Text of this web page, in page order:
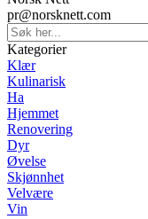
pr@norsknett.com
Kategorier
Klær
Kulinarisk
Ha
Hjemmet
Renovering
Dyr
Øvelse
Skjønnhet
Velvære
Vin